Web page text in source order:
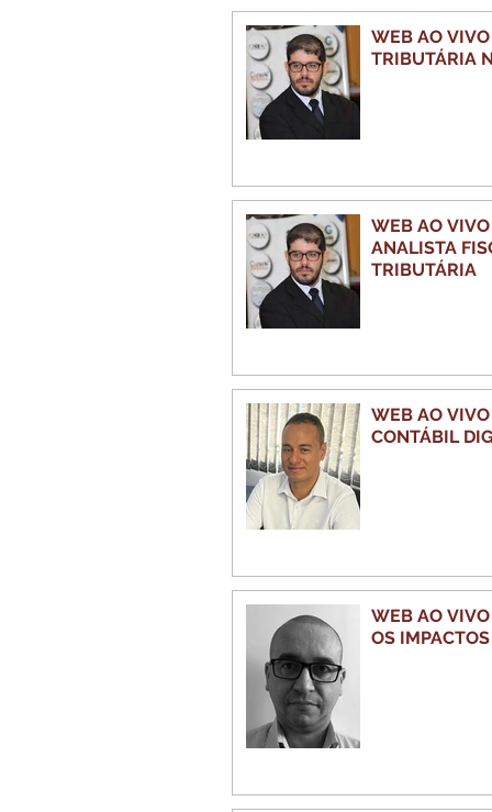
WEB AO
TRIBUTÁRIA
WEB AO
ANALISTA
TRIBUTÁRIA
WEB AO
CONTÁBIL
WEB AO VIVO - LUCRO REAL 2026
OS